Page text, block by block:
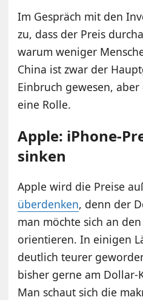
Im Gespräch mit den
zu, dass der Preis
warum weniger
China ist zwar der
Einbruch gewesen,
eine Rolle.
Apple: iPhone-
sinken
Apple wird die Preise
überdenken, denn der
man möchte sich an
orientieren. In einigen
deutlich teurer
bisher gerne am
Man schaut sich die